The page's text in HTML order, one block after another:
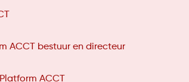
ACCT bestuur en directeur
ACCT